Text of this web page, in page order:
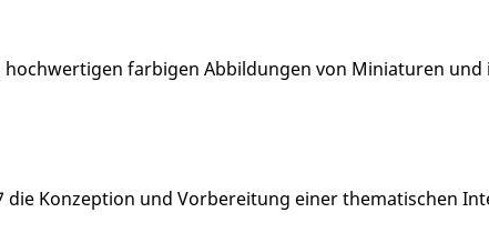
farbigen Abbildungen von Miniaturen
Konzeption und Vorbereitung einer thematischen